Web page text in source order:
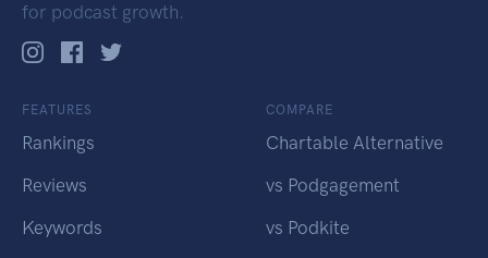
for podcast growth.
FEATURES
Rankings
Reviews
Keywords
COMPARE
Chartable Alternative
vs Podgagement
vs Podkite